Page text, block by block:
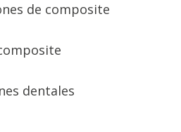
de composite
dentales